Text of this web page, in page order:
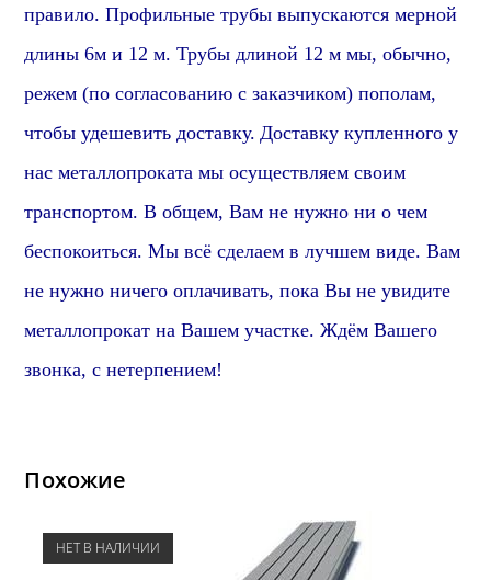
правило. Профильные трубы выпускаются мерной
длины 6м и 12 м. Трубы длиной 12 м мы, обычно,
режем (по согласованию с заказчиком) пополам,
чтобы удешевить доставку. Доставку купленного у
нас металлопроката мы осуществляем своим
транспортом. В общем, Вам не нужно ни о чем
беспокоиться. Мы всё сделаем в лучшем виде. Вам
не нужно ничего оплачивать, пока Вы не увидите
металлопрокат на Вашем участке. Ждём Вашего
звонка, с нетерпением!
Похожие
НЕТ В НАЛИЧИИ